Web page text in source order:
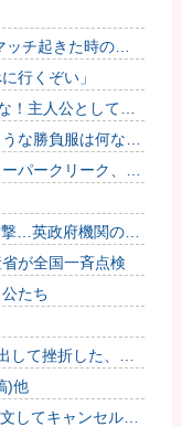
チ起きた時の対
行くぞい」
！主人公として魅
な勝負服は何なん
パークリーク、い
…英政府機関の性
が全国一斉点検
たち
て挫折した、こ
他
)他
してキャンセルし